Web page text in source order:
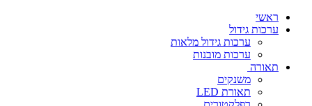
ראשי
ערכות גידול
ערכות גידול מלאות
ערכות מובנות
תאורה
משנקים
תאורת LED